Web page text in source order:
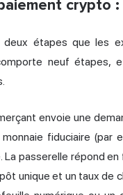
crypto
étapes que les
neuf étapes,
envoie une
fiduciaire (par
passerelle répond
unique et un taux de